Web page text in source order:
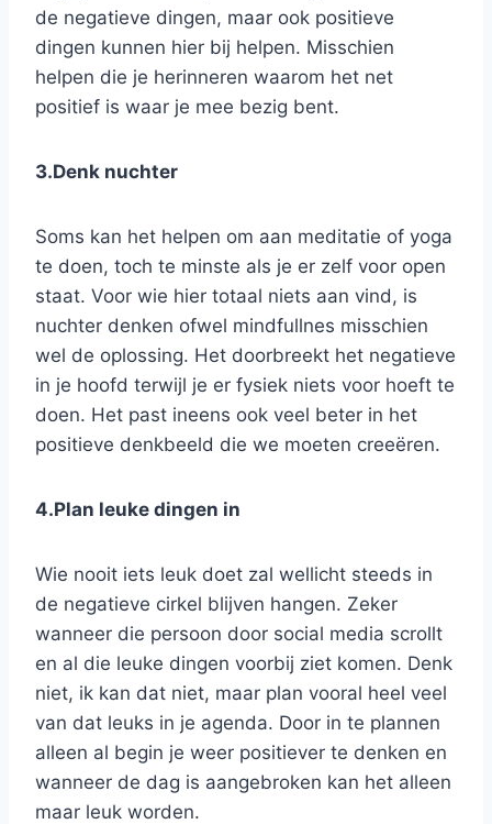
de negatieve dingen, maar ook positieve
dingen kunnen hier bij helpen. Misschien
helpen die je herinneren waarom het net
positief is waar je mee bezig bent.
3.Denk nuchter
Soms kan het helpen om aan meditatie of yoga
te doen, toch te minste als je er zelf voor open
staat. Voor wie hier totaal niets aan vind, is
nuchter denken ofwel mindfullnes misschien
wel de oplossing. Het doorbreekt het negatieve
in je hoofd terwijl je er fysiek niets voor hoeft te
doen. Het past ineens ook veel beter in het
positieve denkbeeld die we moeten creeëren.
4.Plan leuke dingen in
Wie nooit iets leuk doet zal wellicht steeds in
de negatieve cirkel blijven hangen. Zeker
wanneer die persoon door social media scrollt
en al die leuke dingen voorbij ziet komen. Denk
niet, ik kan dat niet, maar plan vooral heel veel
van dat leuks in je agenda. Door in te plannen
alleen al begin je weer positiever te denken en
wanneer de dag is aangebroken kan het alleen
maar leuk worden.